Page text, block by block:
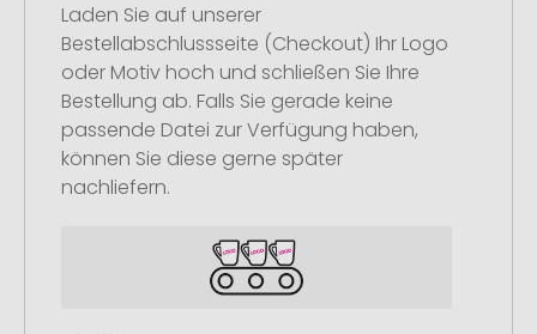
Laden Sie auf unserer
Bestellabschlussseite (Checkout) Ihr Logo
oder Motiv hoch und schließen Sie Ihre
Bestellung ab. Falls Sie gerade keine
passende Datei zur Verfügung haben,
können Sie diese gerne später
nachliefern.